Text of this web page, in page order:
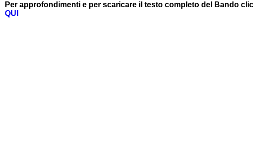
Per approfondimenti e per scaricare il testo completo del Bando
QUI